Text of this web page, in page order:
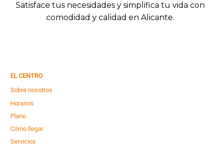
Satisface tus necesidades y simplifica tu vida con
comodidad y calidad en Alicante.
EL CENTRO
Sobre nosotros
Horarios
Plano
Cómo llegar
Servicios